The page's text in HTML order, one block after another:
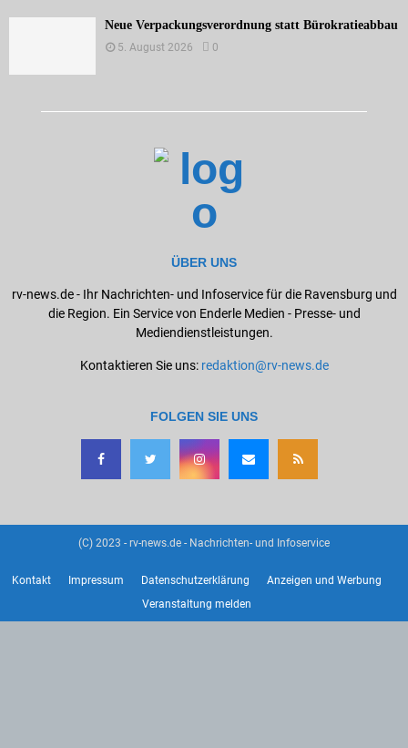
Neue Verpackungsverordnung statt Bürokratieabbau
5. August 2026 0
ÜBER UNS
rv-news.de - Ihr Nachrichten- und Infoservice für die Ravensburg und
die Region. Ein Service von Enderle Medien - Presse- und
Mediendienstleistungen.
Kontaktieren Sie uns: redaktion@rv-news.de
FOLGEN SIE UNS
(C) 2023 - rv-news.de - Nachrichten- und Infoservice
Kontakt Impressum Datenschutzerklärung
Anzeigen und Werbung
Veranstaltung melden